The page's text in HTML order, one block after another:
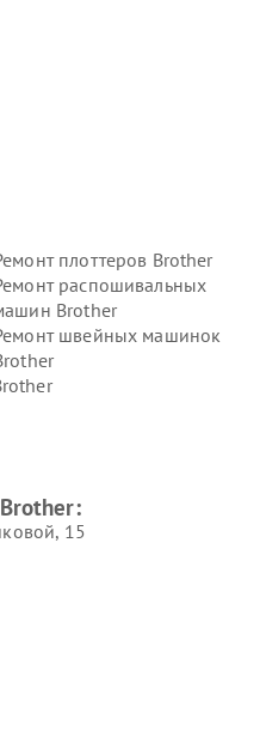
плоттеров Brother
распошивальных
Brother
швейных машинок
15